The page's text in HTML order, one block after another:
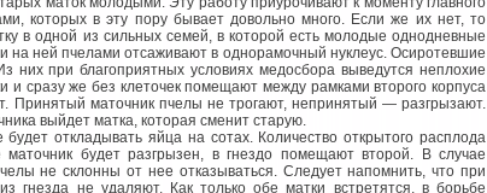
которых в эту пору бывает довольно много. Если же их нет, то
в одной из сильных семей, в которой есть молодые однодневные
на ней пчелами отсаживают в однорамочный нуклеус. Осиротевшие
при благоприятных условиях медосбора выведутся неплохие
сразу же без клеточек помещают между рамками второго корпуса
Принятый маточник пчелы не трогают, непринятый — разгрызают.
выйдет матка, которая сменит старую.
откладывать яйца на сотах. Количество открытого расплода
будет разгрызен, в гнездо помещают второй. В случае
не склонны от нее отказываться. Следует напомнить, что при
гнезда не удаляют. Как только обе матки встретятся, в борьбе